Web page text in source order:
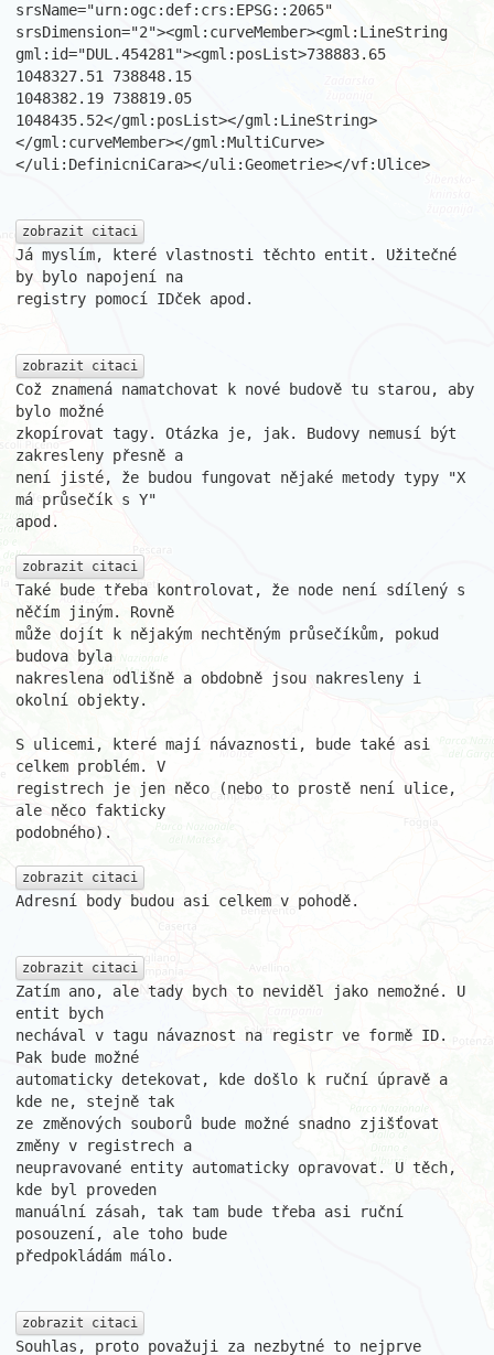
srsName="urn:ogc:def:crs:EPSG::2065"
srsDimension="2"><gml:curveMember><gml:LineString
gml:id="DUL.454281"><gml:posList>738883.65
1048327.51 738848.15
1048382.19 738819.05
1048435.52</gml:posList></gml:LineString>
</gml:curveMember></gml:MultiCurve>
</uli:DefinicniCara></uli:Geometrie></vf:Ulice>
zobrazit citaci
Já myslím, které vlastnosti těchto entit. Užitečné
by bylo napojení na
registry pomocí IDček apod.
zobrazit citaci
Což znamená namatchovat k nové budově tu starou, aby
bylo možné
zkopírovat tagy. Otázka je, jak. Budovy nemusí být
zakresleny přesně a
není jisté, že budou fungovat nějaké metody typy "X
má průsečík s Y"
apod.
zobrazit citaci
Také bude třeba kontrolovat, že node není sdílený s
něčím jiným. Rovně
může dojít k nějakým nechtěným průsečíkům, pokud
budova byla
nakreslena odlišně a obdobně jsou nakresleny i
okolní objekty.
S ulicemi, které mají návaznosti, bude také asi
celkem problém. V
registrech je jen něco (nebo to prostě není ulice,
ale něco fakticky
podobného).
zobrazit citaci
Adresní body budou asi celkem v pohodě.
zobrazit citaci
Zatím ano, ale tady bych to neviděl jako nemožné. U
entit bych
nechával v tagu návaznost na registr ve formě ID.
Pak bude možné
automaticky detekovat, kde došlo k ruční úpravě a
kde ne, stejně tak
ze změnových souborů bude možné snadno zjišťovat
změny v registrech a
neupravované entity automaticky opravovat. U těch,
kde byl proveden
manuální zásah, tak tam bude třeba asi ruční
posouzení, ale toho bude
předpokládám málo.
zobrazit citaci
Souhlas, proto považuji za nezbytné to nejprve